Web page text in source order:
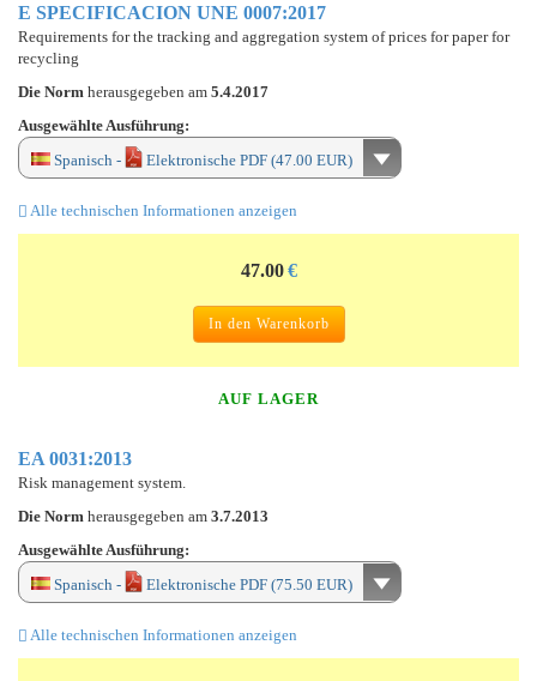
E SPECIFICACION UNE 0007:2017
Requirements for the tracking and aggregation system of prices for paper for
recycling
Die Norm herausgegeben am 5.4.2017
Ausgewählte Ausführung:
Spanisch -
Elektronische PDF (47.00 EUR)
Alle technischen Informationen anzeigen
47.00 €
In den Warenkorb
AUF LAGER
EA 0031:2013
Risk management system.
Die Norm herausgegeben am 3.7.2013
Ausgewählte Ausführung:
Spanisch -
Elektronische PDF (75.50 EUR)
Alle technischen Informationen anzeigen